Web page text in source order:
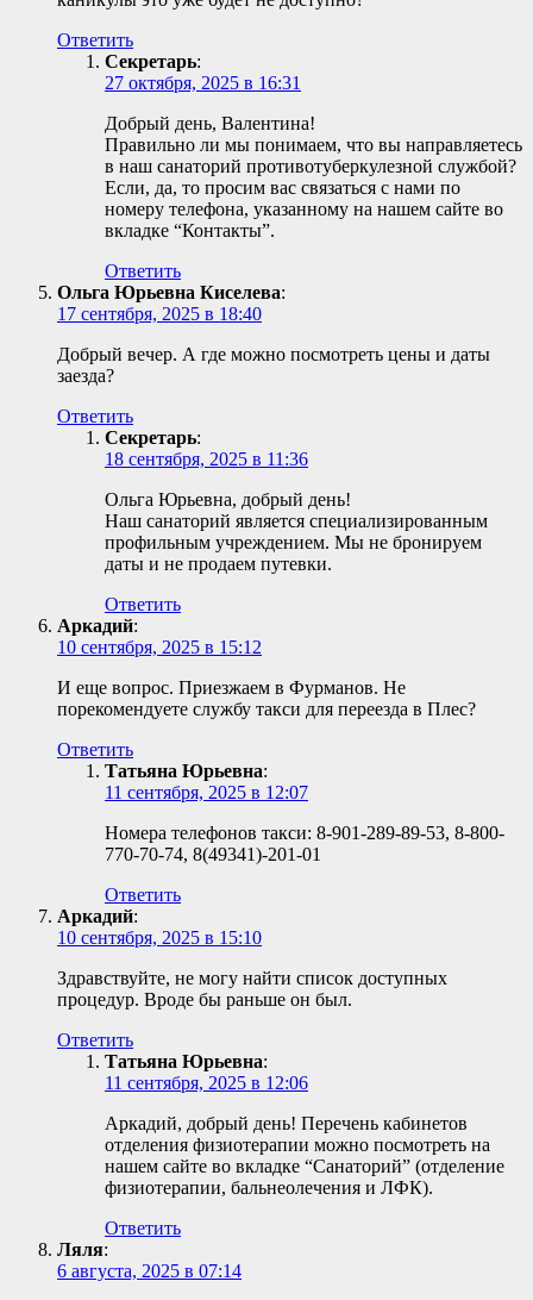
Ответить
Секретарь:
27 октября, 2025 в 16:31
Добрый день, Валентина!
Правильно ли мы понимаем, что вы направляетесь
в наш санаторий противотуберкулезной службой?
Если, да, то просим вас связаться с нами по
номеру телефона, указанному на нашем сайте во
вкладке “Контакты”.
Ответить
Ольга Юрьевна Киселева:
17 сентября, 2025 в 18:40
Добрый вечер. А где можно посмотреть цены и даты
заезда?
Ответить
Секретарь:
18 сентября, 2025 в 11:36
Ольга Юрьевна, добрый день!
Наш санаторий является специализированным
профильным учреждением. Мы не бронируем
даты и не продаем путевки.
Ответить
Аркадий:
10 сентября, 2025 в 15:12
И еще вопрос. Приезжаем в Фурманов. Не
порекомендуете службу такси для переезда в Плес?
Ответить
Татьяна Юрьевна:
11 сентября, 2025 в 12:07
Номера телефонов такси: 8-901-289-89-53, 8-800-
770-70-74, 8(49341)-201-01
Ответить
Аркадий:
10 сентября, 2025 в 15:10
Здравствуйте, не могу найти список доступных
процедур. Вроде бы раньше он был.
Ответить
Татьяна Юрьевна:
11 сентября, 2025 в 12:06
Аркадий, добрый день! Перечень кабинетов
отделения физиотерапии можно посмотреть на
нашем сайте во вкладке “Санаторий” (отделение
физиотерапии, бальнеолечения и ЛФК).
Ответить
Ляля:
6 августа, 2025 в 07:14